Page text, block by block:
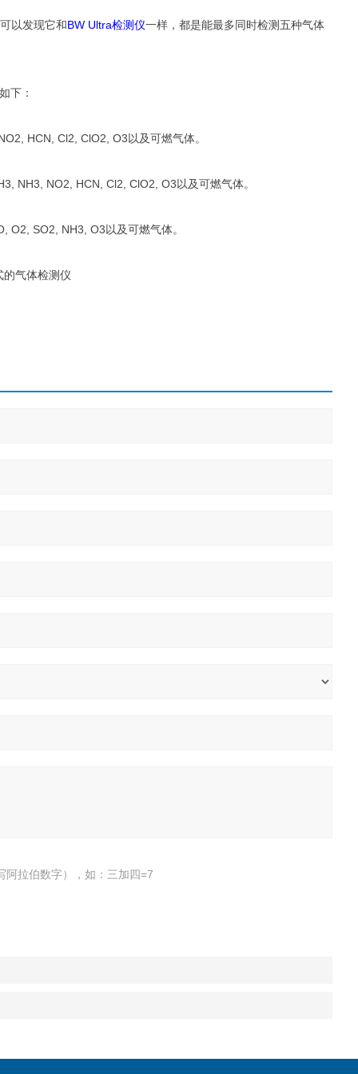
以发现它和 BW Ultra检测仪一样，都是能最多同时检测五种气体
下：
HCN, Cl2, ClO2, O3 以及可燃气体。
NH3, NO2, HCN, Cl2, ClO2, O3 以及可燃气体。
O2, SO2, NH3, O3 以及可燃气体。
的气体检测仪
阿拉伯数字），如：三加四=7